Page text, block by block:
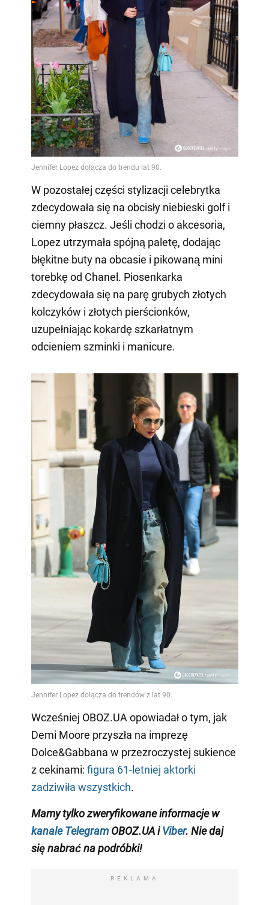
W pozostałej części stylizacji celebrytka
zdecydowała się na obcisły niebieski golf i
ciemny płaszcz. Jeśli chodzi o akcesoria,
Lopez utrzymała spójną paletę, dodając
błękitne buty na obcasie i pikowaną mini
torebkę od Chanel. Piosenkarka
zdecydowała się na parę grubych złotych
kolczyków i złotych pierścionków,
uzupełniając kokardę szkarłatnym
odcieniem szminki i manicure.
Wcześniej OBOZ.UA opowiadał o tym, jak
Demi Moore przyszła na imprezę
Dolce&Gabbana w przezroczystej sukience
z cekinami: figura 61-letniej aktorki
zadziwiła wszystkich.
Mamy tylko zweryfikowane informacje w
kanale TelegramOBOZ.UA iViber. Nie daj
się nabrać na podróbki!
REKLAMA